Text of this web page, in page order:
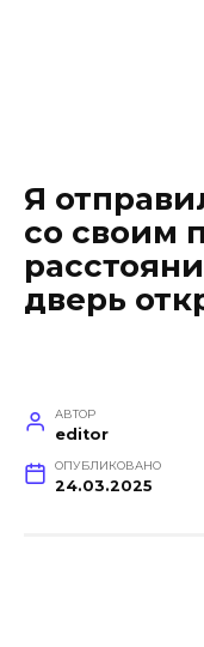
Я
со своим
дверь
АВТОР
editor
ОПУБЛИКОВАНО
24.03.2025